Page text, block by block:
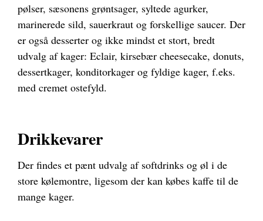
pølser, sæsonens grøntsager, syltede agurker,
marinerede sild, sauerkraut og forskellige saucer. Der
er også desserter og ikke mindst et stort, bredt
udvalg af kager: Eclair, kirsebær cheesecake, donuts,
dessertkager, konditorkager og fyldige kager, f.eks.
med cremet ostefyld.
Drikkevarer
Der findes et pænt udvalg af softdrinks og øl i de
store kølemontre, ligesom der kan købes kaffe til de
mange kager.